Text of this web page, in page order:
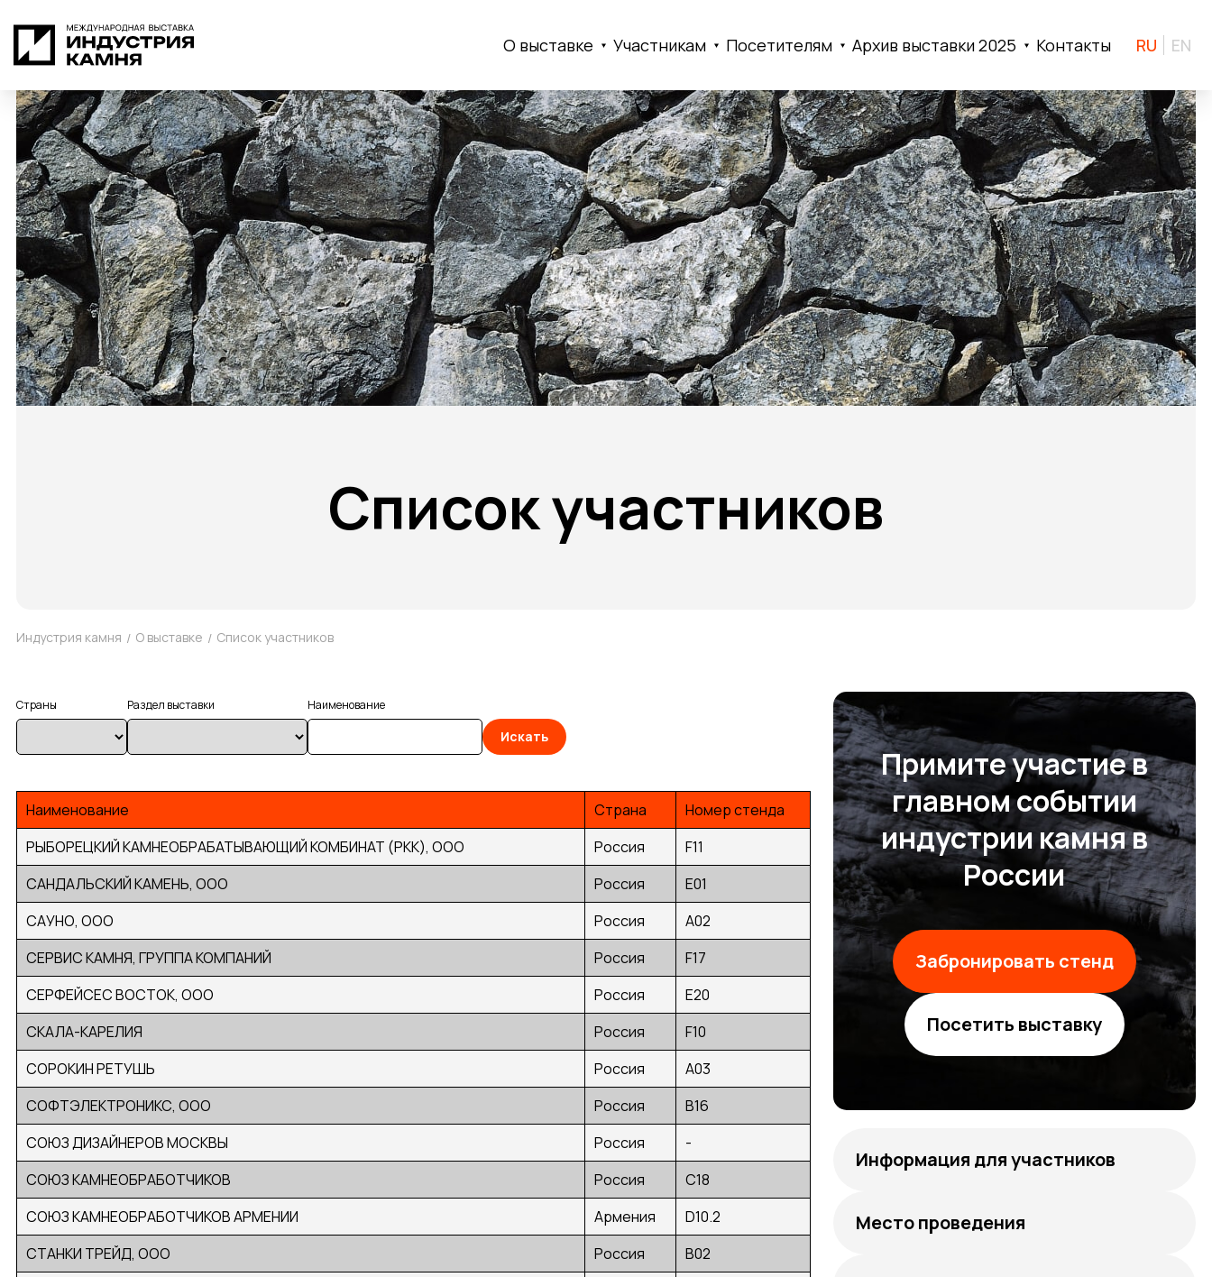
О выставке Участникам Посетителям Архив выставки 2025 Контакты RU EN
Список участников
Индустрия камня О выставке Список участников
Страны Раздел выставки Наименование
Искать
Наименование Страна
Номер стенда
РЫБОРЕЦКИЙ КАМНЕОБРАБАТЫВАЮЩИЙ КОМБИНАТ (РКК), ООО
Россия
F11
САНДАЛЬСКИЙ КАМЕНЬ, ООО
Россия
E01
САУНО, ООО
Россия
А02
СЕРВИС КАМНЯ, ГРУППА КОМПАНИЙ
Россия
F17
СЕРФЕЙСЕС ВОСТОК, ООО
Россия
E20
СКАЛА-КАРЕЛИЯ
Россия
F10
СОРОКИН РЕТУШЬ
Россия
A03
СОФТЭЛЕКТРОНИКС, ООО
Россия
B16
СОЮЗ ДИЗАЙНЕРОВ МОСКВЫ
Россия
-
СОЮЗ КАМНЕОБРАБОТЧИКОВ
Россия
С18
СОЮЗ КАМНЕОБРАБОТЧИКОВ АРМЕНИИ
Армения
D10.2
СТАНКИ ТРЕЙД, ООО
Россия
В02
Примите участие в
главном событии
индустрии камня в
России
Забронировать стенд
Посетить выставку
Информация для участников
Место проведения